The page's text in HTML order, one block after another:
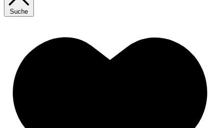
Suche